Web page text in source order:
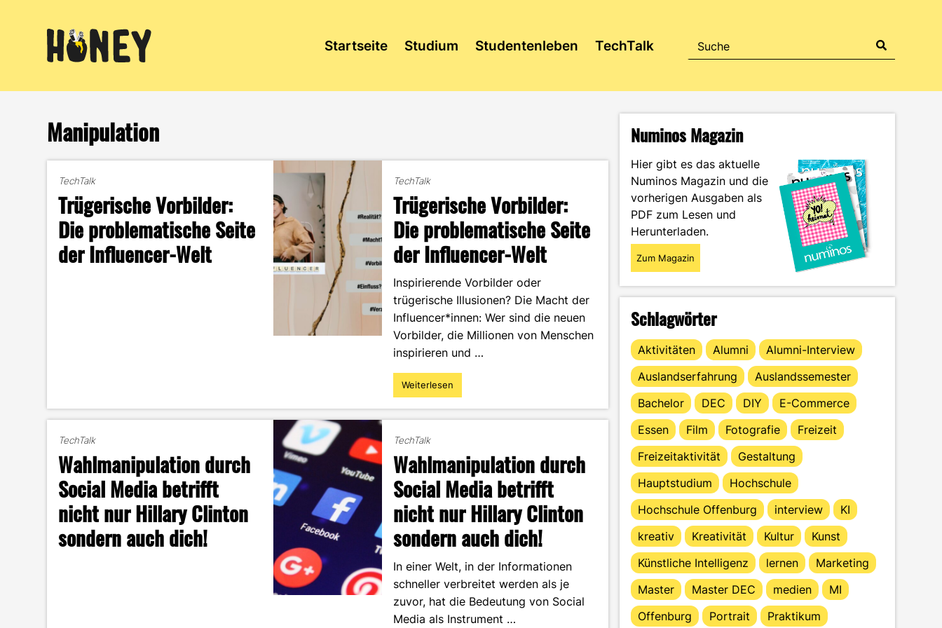
Startseite Studium Studentenleben TechTalk
Manipulation
TechTalk
Trügerische Vorbilder:
Die problematische Seite
der Influencer-Welt
TechTalk
Trügerische Vorbilder:
Die problematische Seite
der Influencer-Welt
Inspirierende Vorbilder oder
trügerische Illusionen? Die Macht der
Influencer*innen: Wer sind die neuen
Vorbilder, die Millionen von Menschen
inspirieren und …
"Trügerische
Vorbilder:
Seite
der
Influencer-
Welt"
Weiterlesen
TechTalk
Wahlmanipulation durch
Social Media betrifft
nicht nur Hillary Clinton
sondern auch dich!
TechTalk
Wahlmanipulation durch
Social Media betrifft
nicht nur Hillary Clinton
sondern auch dich!
In einer Welt, in der Informationen
schneller verbreitet werden als je
zuvor, hat die Bedeutung von Social
Media als Instrument …
Numinos Magazin
Hier gibt es das aktuelle
Numinos Magazin und die
vorherigen Ausgaben als
PDF zum Lesen und
Herunterladen.
Zum Magazin
Schlagwörter
Aktivitäten Alumni
Alumni-Interview
Auslandserfahrung
Auslandssemester
Bachelor
DEC DIY
E-Commerce
Essen
Film Fotografie
Freizeit
Freizeitaktivität
Gestaltung
Hauptstudium
Hochschule
Hochschule Offenburg
interview
KI
kreativ
Kreativität Kultur
Kunst
Künstliche Intelligenz
lernen
Marketing
Master
Master DEC medien
MI
Offenburg
Portrait
Praktikum